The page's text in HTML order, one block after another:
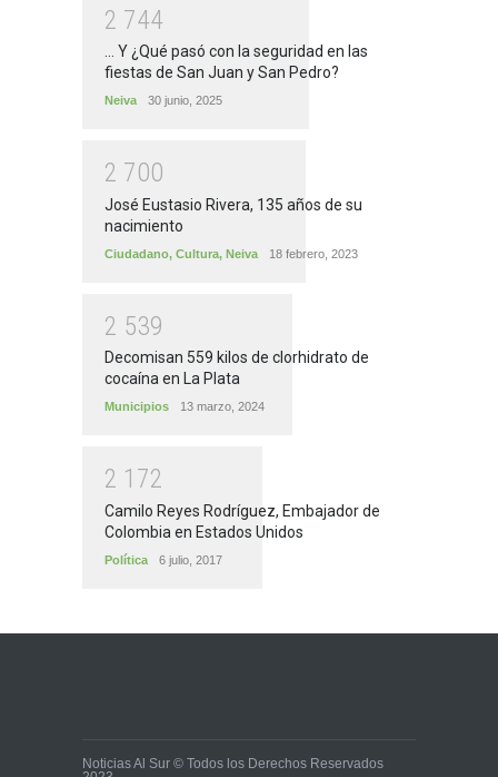
2 744
... Y ¿Qué pasó con la seguridad en las
fiestas de San Juan y San Pedro?
Neiva 30 junio, 2025
2 700
José Eustasio Rivera, 135 años de su
nacimiento
Ciudadano, Cultura, Neiva 18 febrero, 2023
2 539
Decomisan 559 kilos de clorhidrato de
cocaína en La Plata
Municipios 13 marzo, 2024
2 1 72
Camilo Reyes Rodríguez, Embajador de
Colombia en Estados Unidos
Política 6 julio, 2017
Noticias Al Sur © Todos los Derechos Reservados